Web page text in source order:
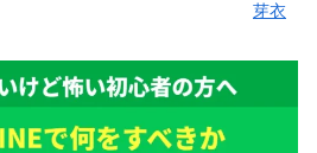
芽衣